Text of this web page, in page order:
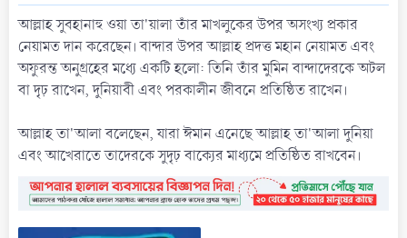
আল্লাহ সুবহানাহু ওয়া তা'য়ালা তাঁর মাখলুকের উপর অসংখ্য প্রকার
নেয়ামত দান করেছেন। বান্দার উপর আল্লাহ প্রদত্ত মহান নেয়ামত এবং
অফুরন্ত অনুগ্রহের মধ্যে একটি হলো: তিনি তাঁর মুমিন বান্দাদেরকে অটল
বা দৃঢ় রাখেন, দুনিয়াবী এবং পরকালীন জীবনে প্রতিষ্ঠিত রাখেন।
আল্লাহ তা'আলা বলেছেন, যারা ঈমান এনেছে আল্লাহ তা'আলা দুনিয়া
এবং আখেরাতে তাদেরকে সুদৃঢ় বাক্যের মাধ্যমে প্রতিষ্ঠিত রাখবেন।